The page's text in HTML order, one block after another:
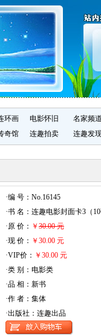
环画 电影怀旧
名家频道
奇馆 连趣拍卖 连趣发
·编 号：No.16145
·书 名：连趣电影封面卡3（10
·原 价： ￥ 30.00 元
·现 价： ￥30.00 元
·VIP价： ￥30.00 元
·类 别：电影类
·品 相：新书
·作 者：集体
·出版社：连趣出品